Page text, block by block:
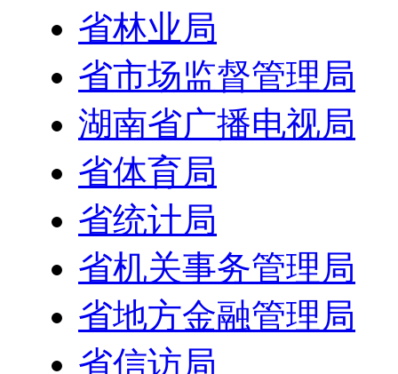
省林业局
省市场监督管理局
湖南省广播电视局
省体育局
省统计局
省机关事务管理局
省地方金融管理局
省信访局